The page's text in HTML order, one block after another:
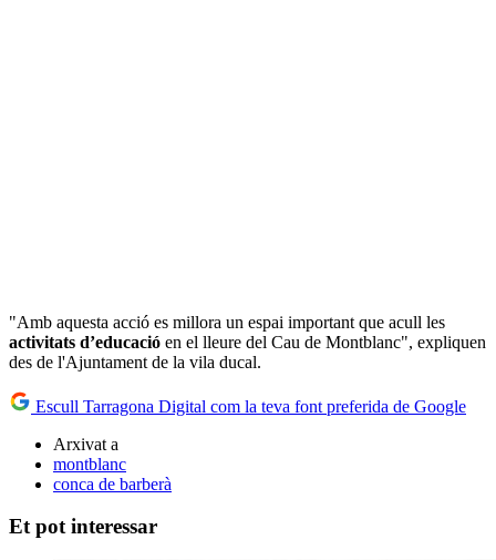
"Amb aquesta acció es millora un espai important que acull les
activitats d’educació en el lleure del Cau de Montblanc", expliquen
des de l'Ajuntament de la vila ducal.
Escull Tarragona Digital com la teva font preferida de Google
Arxivat a
montblanc
conca de barberà
Et pot interessar